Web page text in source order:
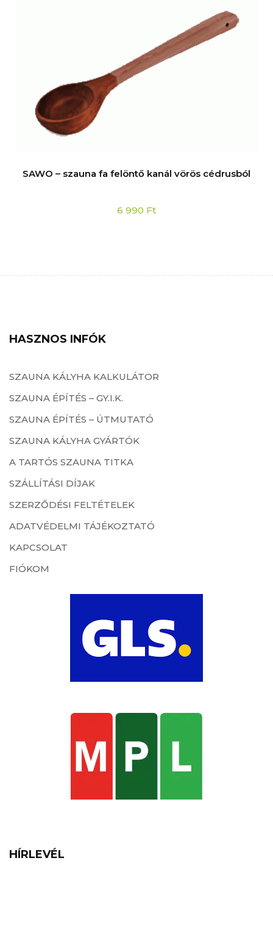
SAWO – szauna fa felöntő kanál vörös cédrusból
6 990 Ft
HASZNOS INFÓK
SZAUNA KÁLYHA KALKULÁTOR
SZAUNA ÉPÍTÉS – GY.I.K.
SZAUNA ÉPÍTÉS – ÚTMUTATÓ
SZAUNA KÁLYHA GYÁRTÓK
A TARTÓS SZAUNA TITKA
SZÁLLÍTÁSI DÍJAK
SZERZŐDÉSI FELTÉTELEK
ADATVÉDELMI TÁJÉKOZTATÓ
KAPCSOLAT
FIÓKOM
HÍRLEVÉL